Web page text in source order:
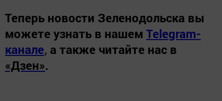
Теперь новости Зеленодольска вы
можете узнать в нашем Telegram-
канале, а также читайте нас в
«Дзен».